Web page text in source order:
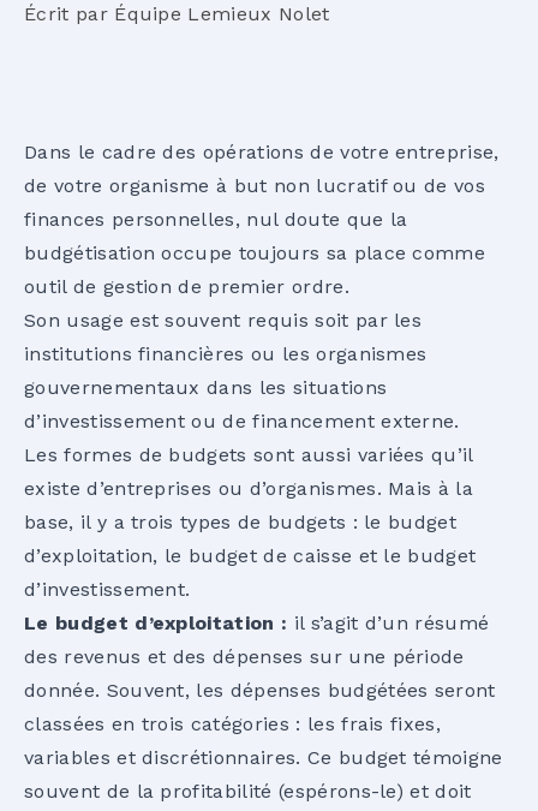
Écrit par Équipe Lemieux Nolet
Dans le cadre des opérations de votre entreprise,
de votre organisme à but non lucratif ou de vos
finances personnelles, nul doute que la
budgétisation occupe toujours sa place comme
outil de gestion de premier ordre.
Son usage est souvent requis soit par les
institutions financières ou les organismes
gouvernementaux dans les situations
d’investissement ou de financement externe.
Les formes de budgets sont aussi variées qu’il
existe d’entreprises ou d’organismes. Mais à la
base, il y a trois types de budgets : le budget
d’exploitation, le budget de caisse et le budget
d’investissement.
Le budget d’exploitation : il s’agit d’un résumé
des revenus et des dépenses sur une période
donnée. Souvent, les dépenses budgétées seront
classées en trois catégories : les frais fixes,
variables et discrétionnaires. Ce budget témoigne
souvent de la profitabilité (espérons-le) et doit